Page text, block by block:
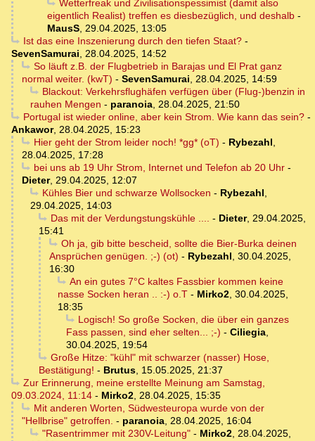
Wetterfreak und Zivilisationspessimist (damit also
eigentlich Realist) treffen es diesbezüglich, und deshalb -
MausS, 29.04.2025, 13:05
Ist das eine Inszenierung durch den tiefen Staat?-
SevenSamurai, 28.04.2025, 14:52
So läuft z.B. der Flugbetrieb in Barajas und El Prat ganz
normal weiter. (kwT) - SevenSamurai, 28.04.2025, 14:59
Blackout: Verkehrsflughäfen verfügen über (Flug-)benzin in
rauhen Mengen - paranoia, 28.04.2025, 21:50
Portugal ist wieder online, aber kein Strom. Wie kann das sein?-
Ankawor, 28.04.2025, 15:23
Hier geht der Strom leider noch! *gg* (oT) - Rybezahl,
28.04.2025, 17:28
bei uns ab 19 Uhr Strom, Internet und Telefon ab 20 Uhr-
Dieter, 29.04.2025, 12:07
Kühles Bier und schwarze Wollsocken - Rybezahl,
29.04.2025, 14:03
Das mit der Verdungstungskühle .... - Dieter, 29.04.2025,
15:41
Oh ja, gib bitte bescheid, sollte die Bier-Burka deinen
Ansprüchen genügen. ;-) (ot) - Rybezahl, 30.04.2025,
16:30
An ein gutes 7°C kaltes Fassbier kommen keine
nasse Socken heran .. :-) o.T - Mirko2, 30.04.2025,
18:35
Logisch! So große Socken, die über ein ganzes
Fass passen, sind eher selten... ;-) - Ciliegia,
30.04.2025, 19:54
Große Hitze: "kühl" mit schwarzer (nasser) Hose,
Bestätigung! - Brutus, 15.05.2025, 21:37
Zur Erinnerung, meine erstellte Meinung am Samstag,
09.03.2024, 11:14 - Mirko2, 28.04.2025, 15:35
Mit anderen Worten, Südwesteuropa wurde von der
"Hellbrise" getroffen. - paranoia, 28.04.2025, 16:04
"Rasentrimmer mit 230V-Leitung"- Mirko2, 28.04.2025,